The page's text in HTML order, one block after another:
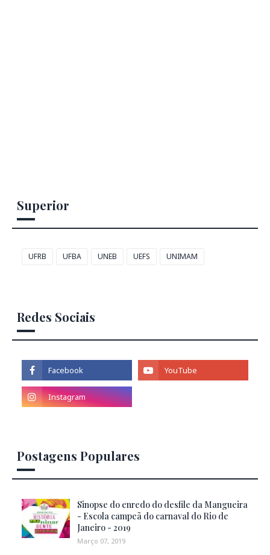
Superior
UFRB UFBA UNEB UEFS UNIMAM
Redes Sociais
Postagens Populares
Sinopse do enredo do desfile da Mangueira
- Escola campeã do carnaval do Rio de
Janeiro - 2019
Março 07, 2019